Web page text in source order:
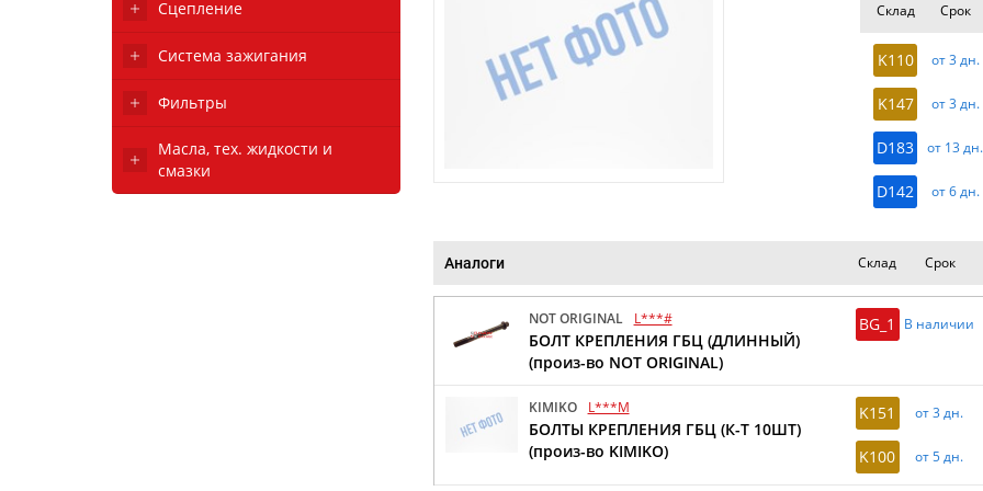
Сцепление
Система зажигания
Фильтры
Масла, тех. жидкости и
смазки
Склад Срок
K110 от 3 дн.
K147 от 3 дн.
D183 от 13 дн.
D142 от 6 дн.
Аналоги Склад Срок
NOT ORIGINAL L***#
БОЛТ КРЕПЛЕНИЯ ГБЦ (ДЛИННЫЙ)
(произ-во NOT ORIGINAL)
BG_1 В наличии
KIMIKO L***M
БОЛТЫ КРЕПЛЕНИЯ ГБЦ (К-Т 10ШТ)
(произ-во KIMIKO)
K151 от 3 дн.
K100 от 5 дн.